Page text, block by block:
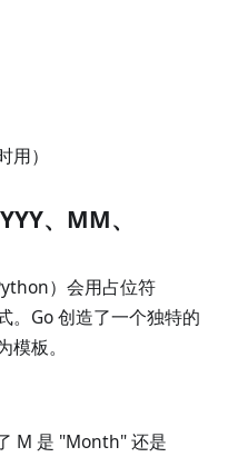
）
、MM、
）会用占位符
。Go 创造了一个独特的
板。
M 是 "Month" 还是